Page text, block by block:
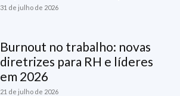
31 de julho de 2026
Burnout no trabalho: novas
diretrizes para RH e líderes
em 2026
21 de julho de 2026